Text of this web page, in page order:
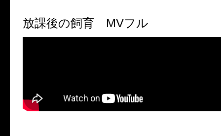
放課後の飼育 MVフル